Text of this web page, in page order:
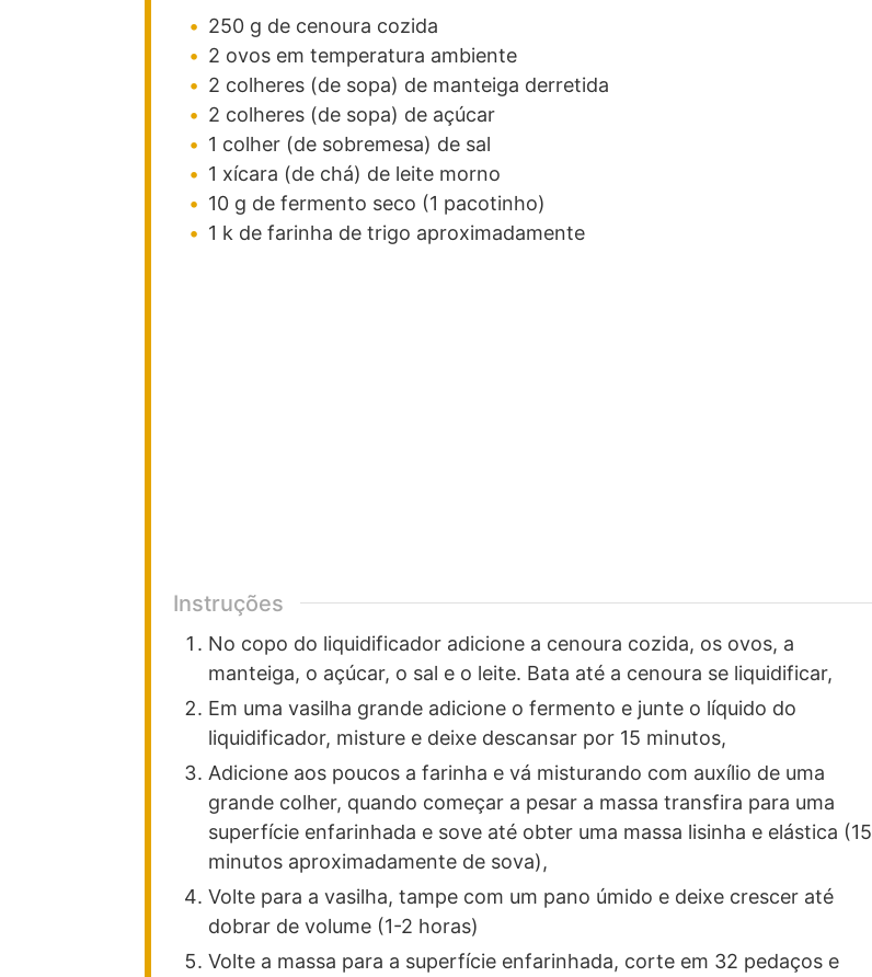
250 g de cenoura cozida
2 ovos em temperatura ambiente
2 colheres (de sopa) de manteiga derretida
2 colheres (de sopa) de açúcar
1 colher (de sobremesa) de sal
1 xícara (de chá) de leite morno
10 g de fermento seco (1 pacotinho)
1 k de farinha de trigo aproximadamente
Instruções
No copo do liquidificador adicione a cenoura cozida, os ovos, a
manteiga, o açúcar, o sal e o leite. Bata até a cenoura se liquidificar,
Em uma vasilha grande adicione o fermento e junte o líquido do
liquidificador, misture e deixe descansar por 15 minutos,
Adicione aos poucos a farinha e vá misturando com auxílio de uma
grande colher, quando começar a pesar a massa transfira para uma
superfície enfarinhada e sove até obter uma massa lisinha e elástica (15
minutos aproximadamente de sova),
Volte para a vasilha, tampe com um pano úmido e deixe crescer até
dobrar de volume (1-2 horas)
Volte a massa para a superfície enfarinhada, corte em 32 pedaços e